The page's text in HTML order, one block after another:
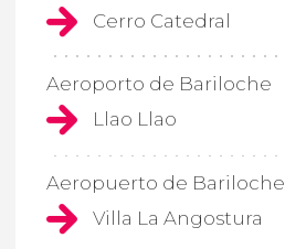
Cerro Catedral
Aeroporto de Bariloche
Llao Llao
Aeropuerto de Bariloche
Villa La Angostura